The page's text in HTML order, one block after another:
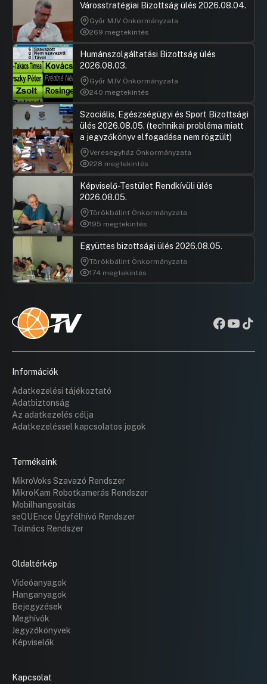
Városstratégiai Bizottság ülés 2026.08.04.
Győr MJV Önkormányzata
269 megtekintés
Humánszolgáltatási Bizottság ülés
2026.08.03.
Győr MJV Önkormányzata
240 megtekintés
Szociális, Egészségügyi és Sport Bizottsági
ülés 2026.08.05. (technikai probléma miatt
a jegyzőkönyv elfogadása nem rögzült)
Veresegyház Önkormányzata
228 megtekintés
Képviselő-Testület Rendkívüli ülés
2026.08.05.
Törökbálint Önkormányzata
195 megtekintés
Együttes bizottsági ülés 2026.08.05.
Törökbálint Önkormányzata
174 megtekintés
Információk
Adatkezelési tájékoztató
Adatbiztonság
Az adatkezelés célja
Adatkezeléssel kapcsolatos jogok
Termékeink
MikroVoks Szavazó Rendszer
MikroKam Robotkamerás Rendszer
Mobilhangosítás
seQUEnce Ügyfélhívó Rendszer
Tolmács Rendszer
Oldaltérkép
Videóanyagok
Hanganyagok
Bejegyzések
Meghívók
Jegyzőkönyvek
Képviselők
Kapcsolat